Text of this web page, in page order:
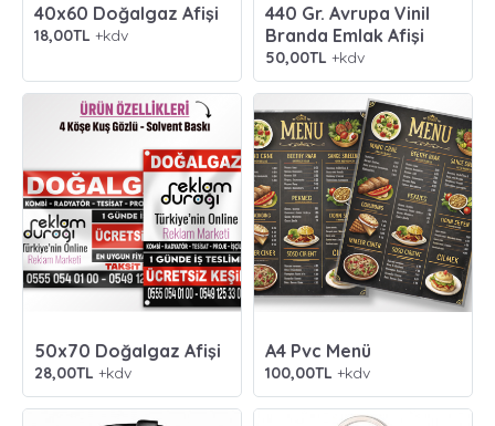
40x60 Doğalgaz Afişi
18,00TL +kdv
440 Gr. Avrupa Vinil
Branda Emlak Afişi
50,00TL +kdv
50x70 Doğalgaz Afişi
28,00TL +kdv
A4 Pvc Menü
100,00TL +kdv